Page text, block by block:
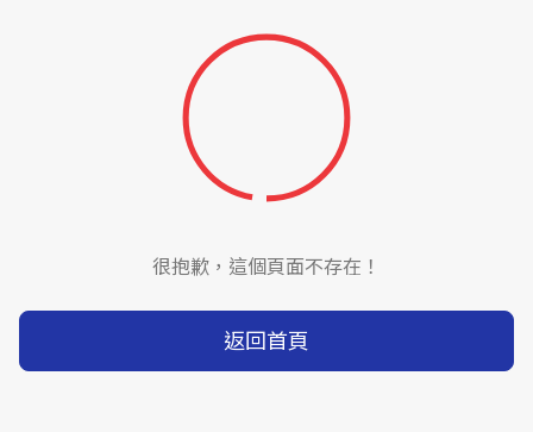
很抱歉，這個頁面不存在！
返回首頁